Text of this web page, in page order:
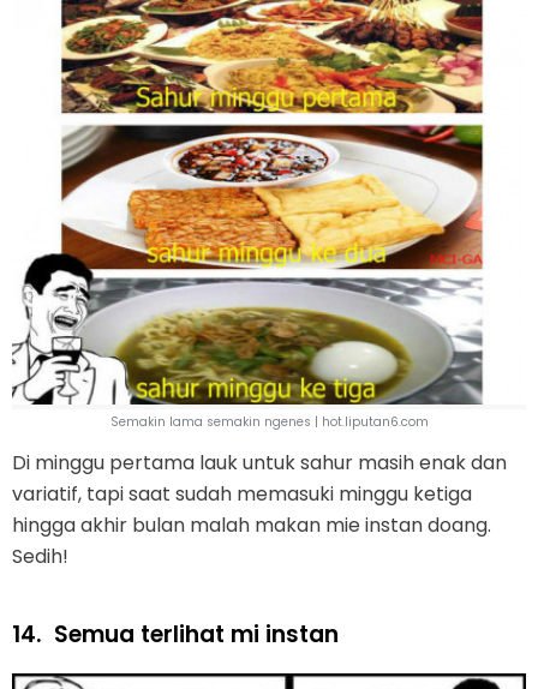
Semakin lama semakin ngenes | hot.liputan6.com
Di minggu pertama lauk untuk sahur masih enak dan
variatif, tapi saat sudah memasuki minggu ketiga
hingga akhir bulan malah makan mie instan doang.
Sedih!
14. Semua terlihat mi instan